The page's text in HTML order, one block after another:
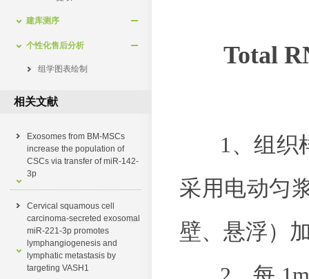
建库测序
个性化售后分析
组学图表绘制
相关文献
Exosomes from BM-MSCs
increase the population of
CSCs via transfer of miR-142-
3p
Cervical squamous cell
carcinoma-secreted exosomal
miR-221-3p promotes
lymphangiogenesis and
lymphatic metastasis by
targeting VASH1
Total
1、组织样
采用电动匀
壁、悬浮）